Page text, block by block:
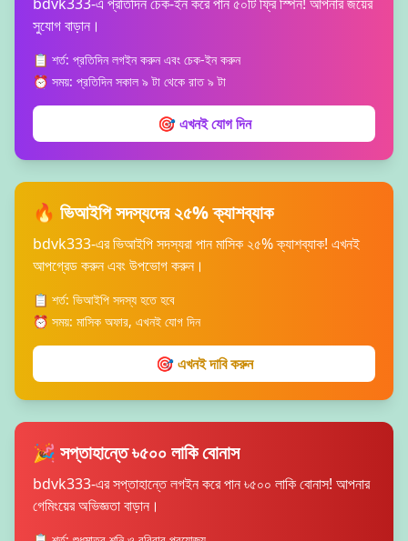
সুযোগ বাড়ান।
📋 শর্ত: প্রতিদিন লগইন করুন এবং চেক-ইন করুন
⏰ সময়: প্রতিদিন সকাল ৯ টা থেকে রাত ৯ টা
🎯 এখনই যোগ দিন
🔥 ভিআইপি সদস্যদের ২৫% ক্যাশব্যাক
bdvk333-এর ভিআইপি সদস্যরা পান মাসিক ২৫% ক্যাশব্যাক! এখনই
আপগ্রেড করুন এবং উপভোগ করুন।
📋 শর্ত: ভিআইপি সদস্য হতে হবে
⏰ সময়: মাসিক অফার, এখনই যোগ দিন
🎯 এখনই দাবি করুন
🎉 সপ্তাহান্তে ৳৫০০ লাকি বোনাস
bdvk333-এর সপ্তাহান্তে লগইন করে পান ৳৫০০ লাকি বোনাস! আপনার
গেমিংয়ের অভিজ্ঞতা বাড়ান।